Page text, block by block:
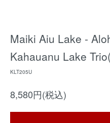
Maiki Aiu Lake -
Kahauanu Lake
KLT205U
8,580円(税込)